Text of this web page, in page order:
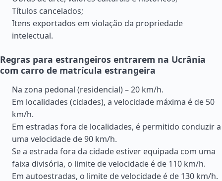
Títulos cancelados;
Itens exportados em violação da propriedade
intelectual.
Regras para estrangeiros entrarem na Ucrânia
com carro de matrícula estrangeira
Na zona pedonal (residencial) – 20 km/h.
Em localidades (cidades), a velocidade máxima é de 50
km/h.
Em estradas fora de localidades, é permitido conduzir a
uma velocidade de 90 km/h.
Se a estrada fora da cidade estiver equipada com uma
faixa divisória, o limite de velocidade é de 110 km/h.
Em autoestradas, o limite de velocidade é de 130 km/h.